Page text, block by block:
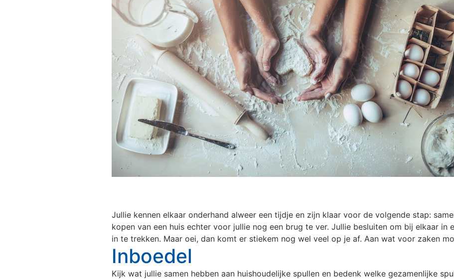
Jullie kennen elkaar onderhand alweer een tijdje en zijn klaar voor de volgende stap:
kopen van een huis echter voor jullie nog een brug te ver. Jullie besluiten om bij elkaar in
in te trekken. Maar oei, dan komt er stiekem nog wel veel op je af. Aan wat voor zaken
Inboedel
Kijk wat jullie samen hebben aan huishoudelijke spullen en bedenk welke gezamenlijke